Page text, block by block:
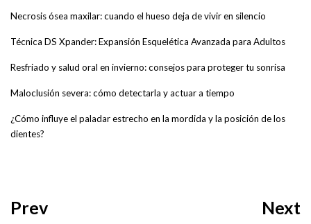
Necrosis ósea maxilar: cuando el hueso deja de vivir en silencio
Técnica DS Xpander: Expansión Esquelética Avanzada para Adultos
Resfriado y salud oral en invierno: consejos para proteger tu sonrisa
Maloclusión severa: cómo detectarla y actuar a tiempo
¿Cómo influye el paladar estrecho en la mordida y la posición de los
dientes?
Prev Next